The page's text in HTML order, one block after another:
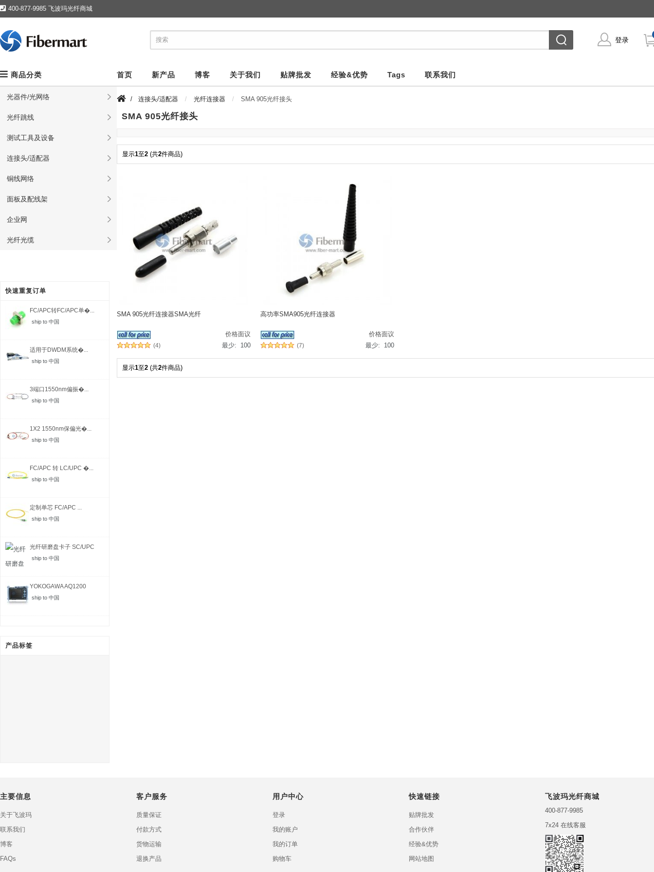
400-877-9985 飞波玛光纤商城
登录
商品分类
光器件/光网络
光纤跳线
测试工具及设备
连接头/适配器
铜线网络
面板及配线架
企业网
光纤光缆
首页 新产品 博客 关于我们 贴牌批发 经验&优势 Tags 联系我们
快速重复订单
FC/APC转FC/APC单�...
ship to 中国
适用于DWDM系统�...
ship to 中国
3端口1550nm偏振�...
ship to 中国
1X2 1550nm保偏光�...
ship to 中国
FC/APC 转 LC/UPC �...
ship to 中国
定制单芯 FC/APC ...
ship to 中国
光纤研磨盘卡子 SC/UPC
ship to 中国
YOKOGAWA AQ1200
MFT-...
ship to 中国
产品标签
/ 连接头/适配器 光纤连接器 SMA 905光纤接头
SMA 905光纤接头
显示1至2 (共2件商品)
SMA 905光纤连接器SMA光纤
价格面议
最少: 100
(4)
高功率SMA905光纤连接器
价格面议
最少: 100
(7)
显示1至2 (共2件商品)
主要信息
关于飞波玛
联系我们
博客
FAQs
客户服务
质量保证
付款方式
货物运输
退换产品
用户中心
登录
我的账户
我的订单
购物车
快速链接
贴牌批发
合作伙伴
经验&优势
网站地图
飞波玛光纤商城
400-877-9985
7x24 在线客服